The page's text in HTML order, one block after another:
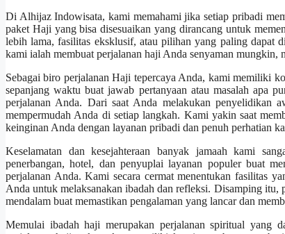
Di Alhijaz Indowisata, kami memahami jika setiap pribadi
paket Haji yang bisa disesuaikan yang dirancang untuk
lebih lama, fasilitas eksklusif, atau pilihan yang paling dapat
kami ialah membuat perjalanan haji Anda senyaman
Sebagai biro perjalanan Haji tepercaya Anda, kami memiliki
sepanjang waktu buat jawab pertanyaan atau masalah apa
perjalanan Anda. Dari saat Anda melakukan penyelidikan
mempermudah Anda di setiap langkah. Kami yakin saat
keinginan Anda dengan layanan pribadi dan penuh perhatian
Keselamatan dan kesejahteraan banyak jamaah kami
penerbangan, hotel, dan penyuplai layanan populer buat
perjalanan Anda. Kami secara cermat menentukan fasilitas
Anda untuk melaksanakan ibadah dan refleksi. Disamping itu,
mendalam buat memastikan pengalaman yang lancar dan
Memulai ibadah haji merupakan perjalanan spiritual yang